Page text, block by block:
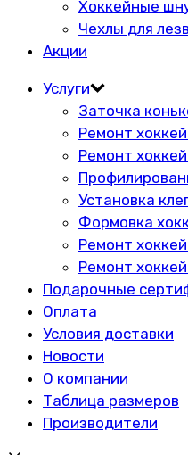
Хоккейные
Чехлы для
Акции
Услуги
Заточка
Ремонт
Ремонт
Установка
Формовка
Ремонт
Ремонт
Подарочные
Оплата
Условия доставки
Новости
О компании
Таблица размеров
Производители